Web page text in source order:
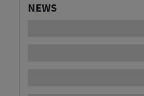
NEWS